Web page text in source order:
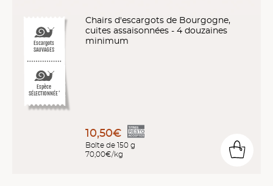
Escargots
SAUVAGES
Espèce
SÉLECTIONNÉE *
Chairs d'escargots de Bourgogne,
cuites assaisonnées - 4 douzaines
minimum
10,50€
Boîte de 150 g
70,00€/kg